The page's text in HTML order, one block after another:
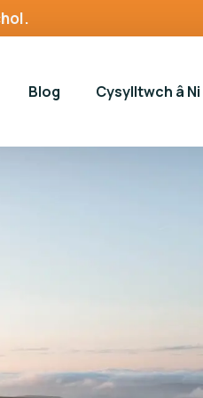
Tool
Blog Cysylltwch â Ni